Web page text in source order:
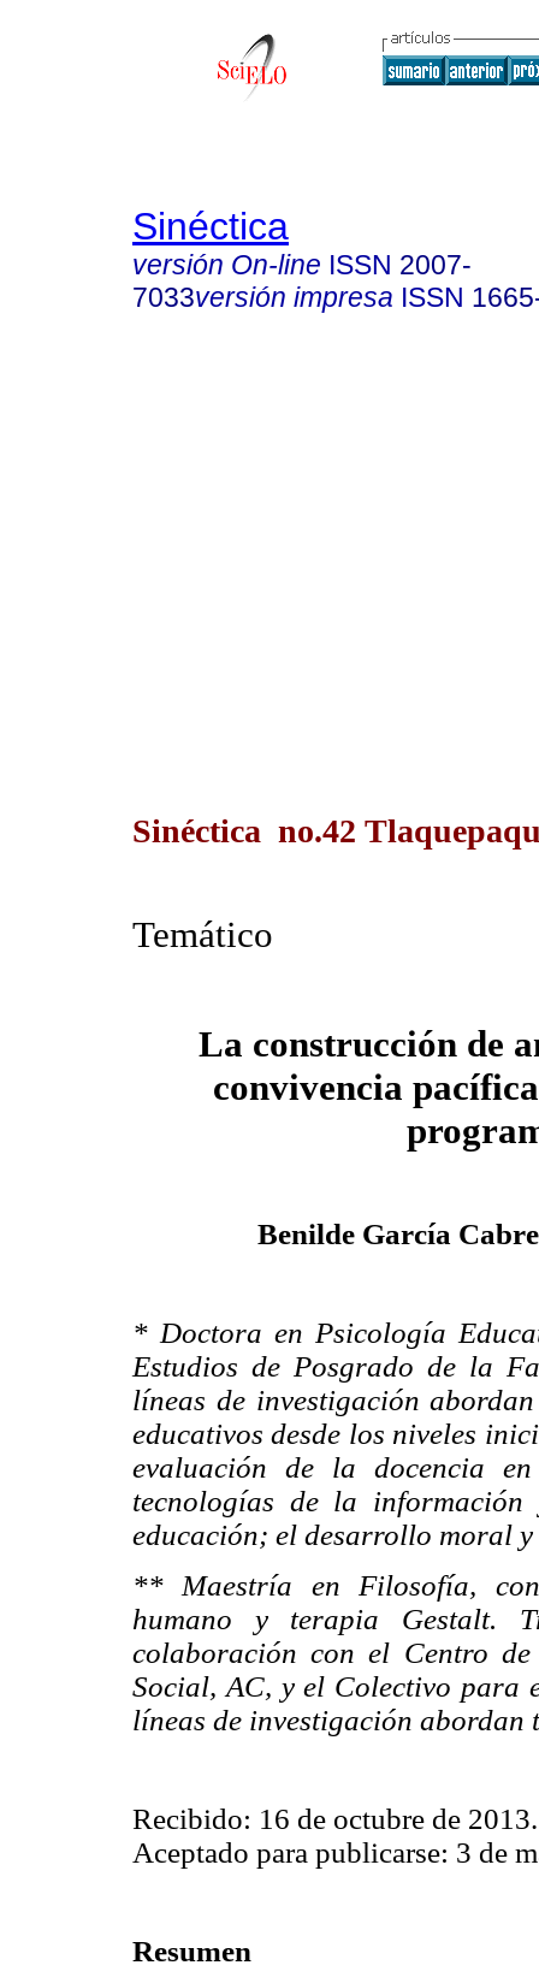
Sinéctica
versión On-line ISSN 2007-
7033versión impresa ISSN
Sinéctica no.42
Temático
La construcción de
convivencia
Benilde García
* Doctora en Psicología
Estudios de Posgrado de la
líneas de investigación
educativos desde los niveles
evaluación de la docencia
tecnologías de la
educación; el desarrollo moral
** Maestría en Filosofía,
humano y terapia Gestalt.
colaboración con el Centro
Social, AC, y el Colectivo para
líneas de investigación abordan
Recibido: 16 de octubre de 2013.
Aceptado para publicarse: 3 de
Resumen